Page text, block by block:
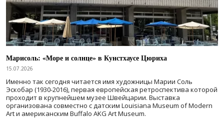
Марисоль: «Море и солнце» в Кунстхаусе Цюриха
15.07.2026
Именно так сегодня читается имя художницы Марии Соль
Эскобар (1930-2016), первая европейская ретроспектива которой
проходит в крупнейшем музее Швейцарии. Выставка
организована совместно с датским Louisiana Museum of Modern
Art и американским Buffalo AKG Art Museum.